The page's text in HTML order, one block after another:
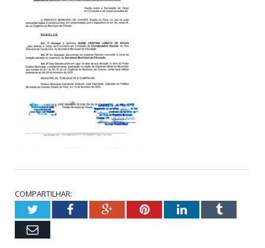
COMPARTILHAR:
TwitterFacebookGoogle+PinterestLinkedInTumblr
Email